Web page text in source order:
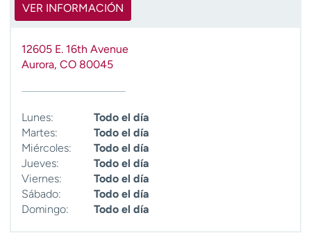
e
VER INFORMACIÓN
12605 E. 16th Avenue
Aurora, CO 80045
Lunes:
Todo el día
Martes:
Todo el día
Miércoles:
Todo el día
Jueves:
Todo el día
Viernes:
Todo el día
Sábado:
Todo el día
Domingo:
Todo el día